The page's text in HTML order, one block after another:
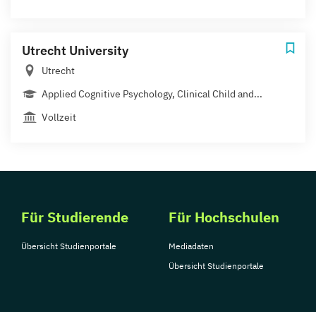
Utrecht University
Utrecht
Applied Cognitive Psychology, Clinical Child and...
Vollzeit
Für Studierende
Übersicht Studienportale
Für Hochschulen
Mediadaten
Übersicht Studienportale